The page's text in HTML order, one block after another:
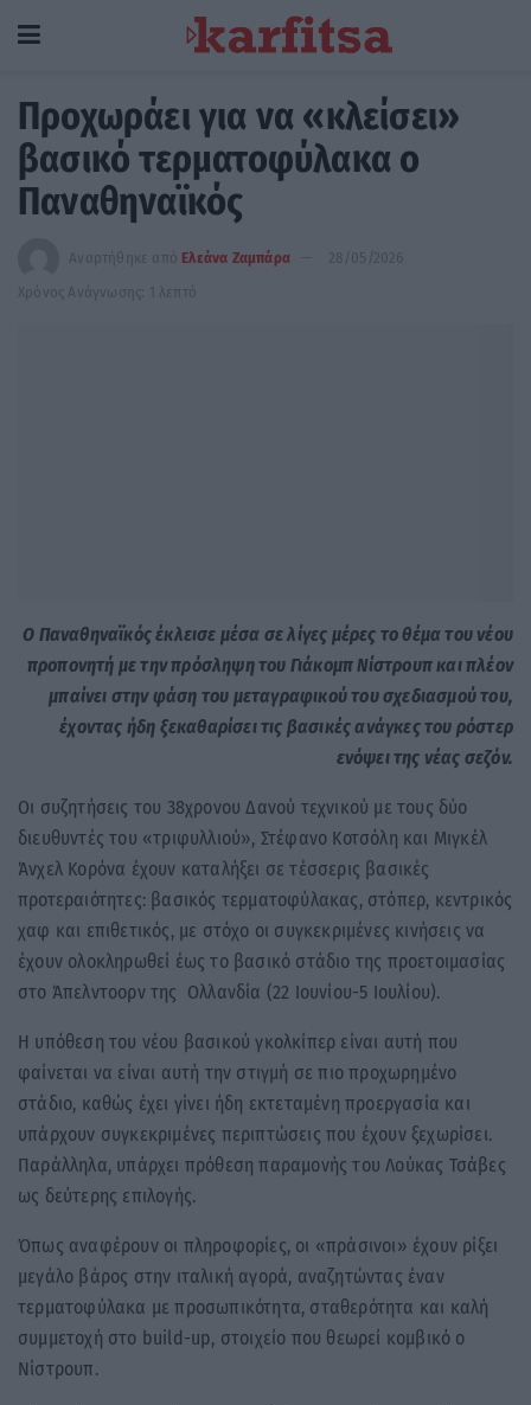
Προχωράει για να «κλείσει»
βασικό τερματοφύλακα ο
Παναθηναϊκός
Αναρτήθηκε από Ελεάνα Ζαμπάρα
28/05/2026
Χρόνος Ανάγνωσης: 1 λεπτό
Ο Παναθηναϊκός έκλεισε μέσα σε λίγες μέρες το θέμα του νέου
προπονητή με την πρόσληψη του Γιάκομπ Νίστρουπ και πλέον
μπαίνει στην φάση του μεταγραφικού του σχεδιασμού του,
έχοντας ήδη ξεκαθαρίσει τις βασικές ανάγκες του ρόστερ
ενόψει της νέας σεζόν.
Οι συζητήσεις του 38χρονου Δανού τεχνικού με τους δύο
διευθυντές του «τριφυλλιού», Στέφανο Κοτσόλη και Μιγκέλ
Άνχελ Κορόνα έχουν καταλήξει σε τέσσερις βασικές
προτεραιότητες: βασικός τερματοφύλακας, στόπερ, κεντρικός
χαφ και επιθετικός, με στόχο οι συγκεκριμένες κινήσεις να
έχουν ολοκληρωθεί έως το βασικό στάδιο της προετοιμασίας
στο Άπελντοορν της Ολλανδία (22 Ιουνίου-5 Ιουλίου).
Η υπόθεση του νέου βασικού γκολκίπερ είναι αυτή που
φαίνεται να είναι αυτή την στιγμή σε πιο προχωρημένο
στάδιο, καθώς έχει γίνει ήδη εκτεταμένη προεργασία και
υπάρχουν συγκεκριμένες περιπτώσεις που έχουν ξεχωρίσει.
Παράλληλα, υπάρχει πρόθεση παραμονής του Λούκας Τσάβες
ως δεύτερης επιλογής.
Όπως αναφέρουν οι πληροφορίες, οι «πράσινοι» έχουν ρίξει
μεγάλο βάρος στην ιταλική αγορά, αναζητώντας έναν
τερματοφύλακα με προσωπικότητα, σταθερότητα και καλή
συμμετοχή στο build-up, στοιχείο που θεωρεί κομβικό ο
Νίστρουπ.